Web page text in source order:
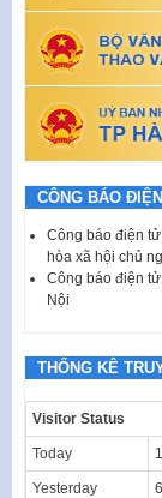
CÔNG BÁO
Công báo điện
hòa xã hội chủ
Công báo điện
Nội
THỐNG KÊ
Visitor Status
Today
Yesterday